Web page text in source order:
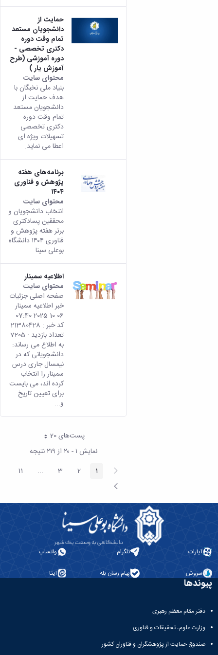
حمایت از
دانشجویان مستعد
تمام وقت دوره
دکتری تخصصی -
دوره آموزشی (طرح
آموزش یار )
محتوای سایت
بنیاد ملی نخبگان با
هدف حمایت از
دانشجویان مستعد
تمام وقت دوره
دکتری تخصصی
تسهیلات ویژه ای
اعطا می نماید.
برنامه‌های هفته
پژوهش و فناوری
۱۴۰۴
محتوای سایت
انتخاب دانشجویان و
محققین پسادکتری
برتر هفته پژوهش و
فناوری ۱۴۰۴ دانشگاه
بوعلی سینا
اطلاعیه سمینار
محتوای سایت
صفحه اصلی جزئیات
خبر اطلاعیه سمینار
06 10 2025 07:40
کد خبر : 21380428
تعداد بازدید : 7205
به اطلاع می رساند:
دانشجویانی که در
نیمسال جاری درس
سمینار را انتخاب
کرده اند، می بایست
برای تعیین تاریخ
و...
پست‌‌های 20هر صفحه
نمایش ۱ - ۲۰ از ۲۱۹ نتیجه
پیغام
قبلی صفحه1 صفحه2 صفحه3
...
Pagesصفحه11
صفحه
بعد
آپارات تلگرام واتساپ
سروش پیام رسان بله ایتا
پیوندها
دفتر مقام معظم رهبری
وزارت علوم، تحقیقات و فناوری
صندوق حمایت از پژوهشگران و فناوران کشور